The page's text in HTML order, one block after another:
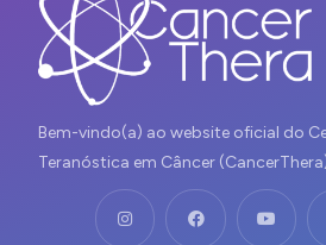
Bem-vindo(a) ao website oficial do
Teranóstica em Câncer